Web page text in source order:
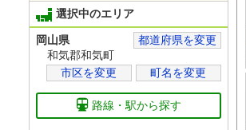
選択中のエリア
岡山県
都道府県を変更
和気郡和気町
市区を変更
町名を変更
路線・駅から探す